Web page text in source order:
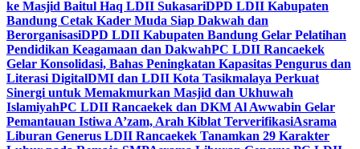
ke Masjid Baitul Haq LDII SukasariDPD LDII Kabupaten
Bandung Cetak Kader Muda Siap Dakwah dan
BerorganisasiDPD LDII Kabupaten Bandung Gelar Pelatihan
Pendidikan Keagamaan dan DakwahPC LDII Rancaekek
Gelar Konsolidasi, Bahas Peningkatan Kapasitas Pengurus dan
Literasi DigitalDMI dan LDII Kota Tasikmalaya Perkuat
Sinergi untuk Memakmurkan Masjid dan Ukhuwah
IslamiyahPC LDII Rancaekek dan DKM Al Awwabin Gelar
Pemantauan Istiwa A’zam, Arah Kiblat TerverifikasiAsrama
Liburan Generus LDII Rancaekek Tanamkan 29 Karakter